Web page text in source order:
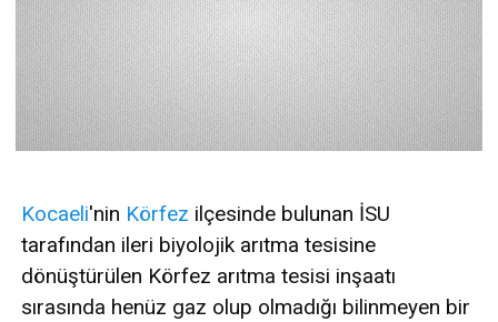
Kocaeli'nin Körfez ilçesinde bulunan İSU
tarafından ileri biyolojik arıtma tesisine
dönüştürülen Körfez arıtma tesisi inşaatı
sırasında henüz gaz olup olmadığı bilinmeyen bir